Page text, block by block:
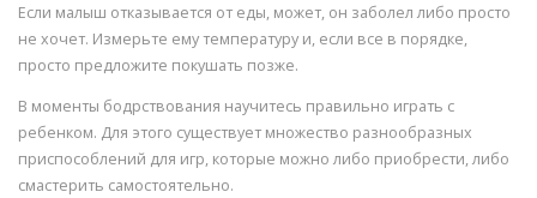
Если малыш отказывается от еды, может, он заболел либо просто
не хочет. Измерьте ему температуру и, если все в порядке,
просто предложите покушать позже.
В моменты бодрствования научитесь правильно играть с
ребенком. Для этого существует множество разнообразных
приспособлений для игр, которые можно либо приобрести, либо
смастерить самостоятельно.